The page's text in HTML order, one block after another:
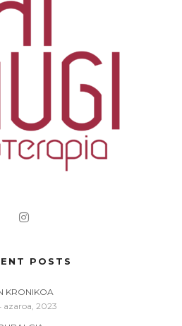
POSTS
KRONIKOA
azaroa, 2023